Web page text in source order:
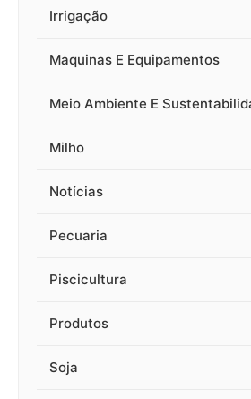
Irrigação
Maquinas E Equipamentos
Meio Ambiente E
Milho
Notícias
Pecuaria
Piscicultura
Produtos
Soja